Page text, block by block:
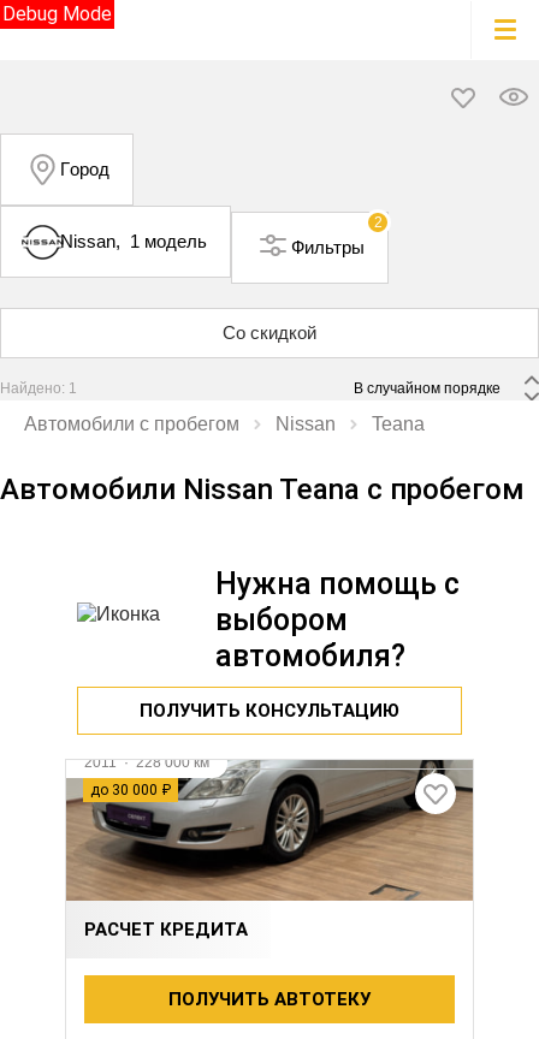
Debug Mode
Город
Nissan, 1 модель
2
Фильтры
Со скидкой
Найдено: 1
Автомобили с пробегом Nissan Teana
Автомобили Nissan Teana с пробегом
Нужна помощь с
выбором
автомобиля?
ПОЛУЧИТЬ КОНСУЛЬТАЦИЮ
до 30 000 ₽
2011·228 000 км
NISSAN TEANA
2.5 л (182 л.с.), Вариатор, бензин, передний
1 030 000 ₽ 1 060 000 ₽
РАСЧЕТ КРЕДИТА
ПОЛУЧИТЬ АВТОТЕКУ